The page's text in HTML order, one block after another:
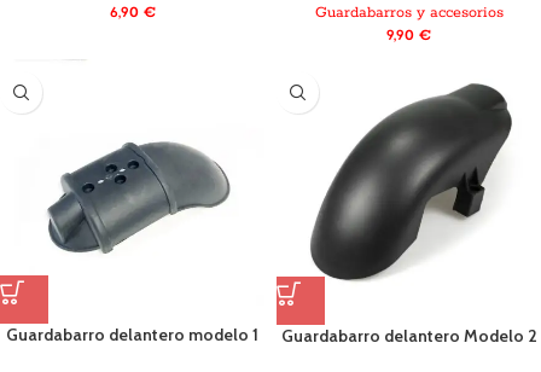
6,90 €
Guardabarros y accesorios
9,90 €
Guardabarro delantero modelo 1 Guardabarro delantero Modelo 2